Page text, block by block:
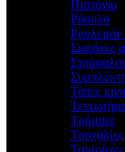
Πιστόνια
Ράουλα
Ρουλεμάν
Σιαγόνες
Στρόφαλοι
Τάπες
Τρόμπες
Τροχαλίες